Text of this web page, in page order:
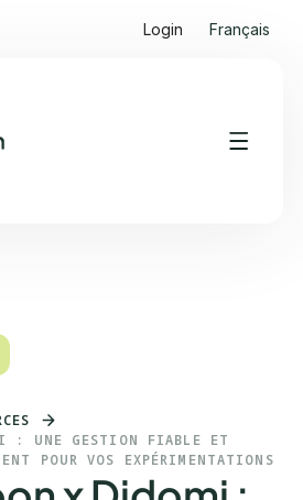
Login Français
: UNE GESTION FIABLE ET
POUR VOS EXPÉRIMENTATIONS